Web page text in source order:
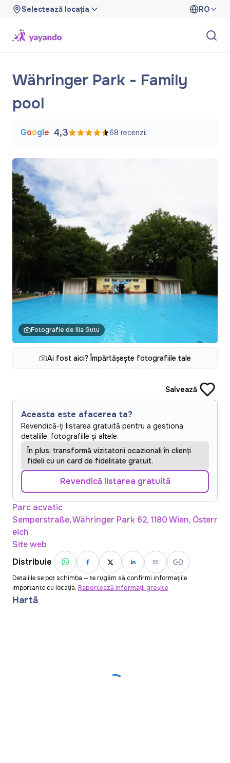
Selectează locația RO
Währinger Park - Family
pool
Google 4,3 68 recenzii
Fotografie de Ilia Gutu
Ai fost aici? Împărtășește fotografiile tale
Salvează
Aceasta este afacerea ta?
Revendică-ți listarea gratuită pentru a gestiona
detaliile, fotografiile și altele.
În plus: transformă vizitatorii ocazionali în clienți
fideli cu un card de fidelitate gratuit.
Revendică listarea gratuită
Parc acvatic
Semperstraße, Währinger Park 62, 1180 Wien, Österr
eich
Site web
Distribuie
Detaliile se pot schimba — te rugăm să confirmi informațiile
importante cu locația. Raportează informații greșite
Hartă